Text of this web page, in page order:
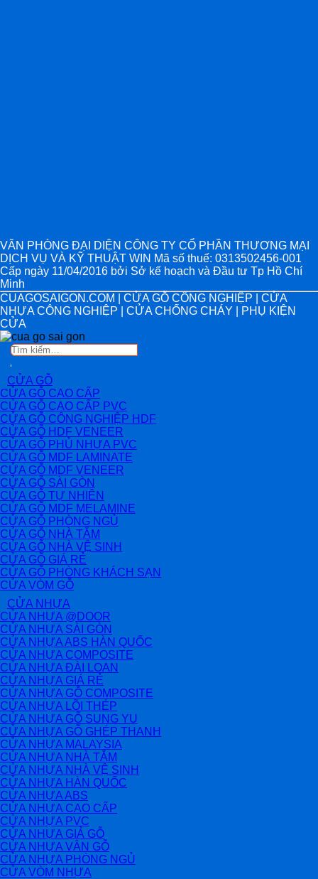
VĂN PHÒNG ĐẠI DIỆN CÔNG TY CỔ PHẦN THƯƠNG MẠI
DỊCH VỤ VÀ KỸ THUẬT WIN Mã số thuế: 0313502456-001
Cấp ngày 11/04/2016 bởi Sở kế hoạch và Đầu tư Tp Hồ Chí
Minh
CUAGOSAIGON.COM | CỬA GỖ CÔNG NGHIỆP | CỬA
NHỰA CÔNG NGHIỆP | CỬA CHỐNG CHÁY | PHỤ KIỆN
CỬA
Tìm
CỬA GỖ
CỬA GỖ CAO CẤP
CỬA GỖ CAO CẤP PVC
CỬA GỖ CÔNG NGHIỆP HDF
CỬA GỖ HDF VENEER
CỬA GỖ PHỦ NHỰA PVC
CỬA GỖ MDF LAMINATE
CỬA GỖ MDF VENEER
CỬA GỖ SÀI GÒN
CỬA GỖ TỰ NHIÊN
CỬA GỖ MDF MELAMINE
CỬA GỖ PHÒNG NGỦ
CỬA GỖ NHÀ TẮM
CỬA GỖ NHÀ VỆ SINH
CỬA GỖ GIÁ RẺ
CỬA GỖ PHÒNG KHÁCH SẠN
CỬA VÒM GỖ
CỬA NHỰA
CỬA NHỰA @DOOR
CỬA NHỰA SÀI GÒN
CỬA NHỰA ABS HÀN QUỐC
CỬA NHỰA COMPOSITE
CỬA NHỰA ĐÀI LOAN
CỬA NHỰA GIÁ RẺ
CỬA NHỰA GỖ COMPOSITE
CỬA NHỰA LÕI THÉP
CỬA NHỰA GỖ SUNG YU
CỬA NHỰA GỖ GHÉP THANH
CỬA NHỰA MALAYSIA
CỬA NHỰA NHÀ TẮM
CỬA NHỰA NHÀ VỆ SINH
CỬA NHỰA HÀN QUỐC
CỬA NHỰA ABS
CỬA NHỰA CAO CẤP
CỬA NHỰA PVC
CỬA NHỰA GIẢ GỖ
CỬA NHỰA VÂN GỖ
CỬA NHỰA PHÒNG NGỦ
CỬA VÒM NHỰA